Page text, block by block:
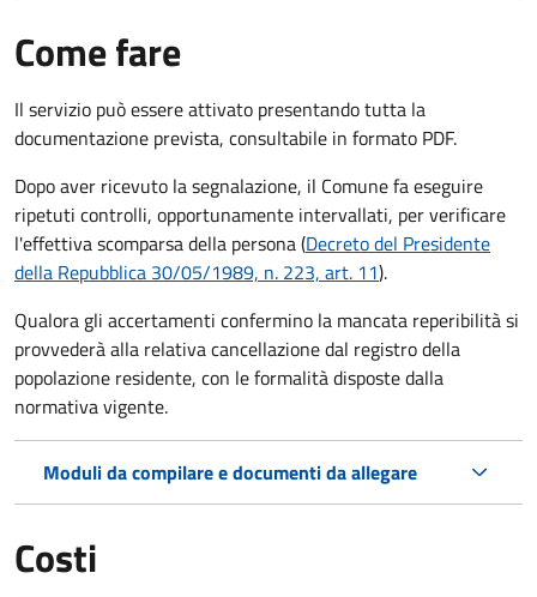
Come fare
Il servizio può essere attivato presentando tutta la
documentazione prevista, consultabile in formato PDF.
Dopo aver ricevuto la segnalazione, il Comune fa eseguire
ripetuti controlli, opportunamente intervallati, per verificare
l'effettiva scomparsa della persona (Decreto del Presidente
della Repubblica 30/05/1989, n. 223, art. 11).
Qualora gli accertamenti confermino la mancata reperibilità si
provvederà alla relativa cancellazione dal registro della
popolazione residente, con le formalità disposte dalla
normativa vigente.
Moduli da compilare e documenti da allegare
Costi